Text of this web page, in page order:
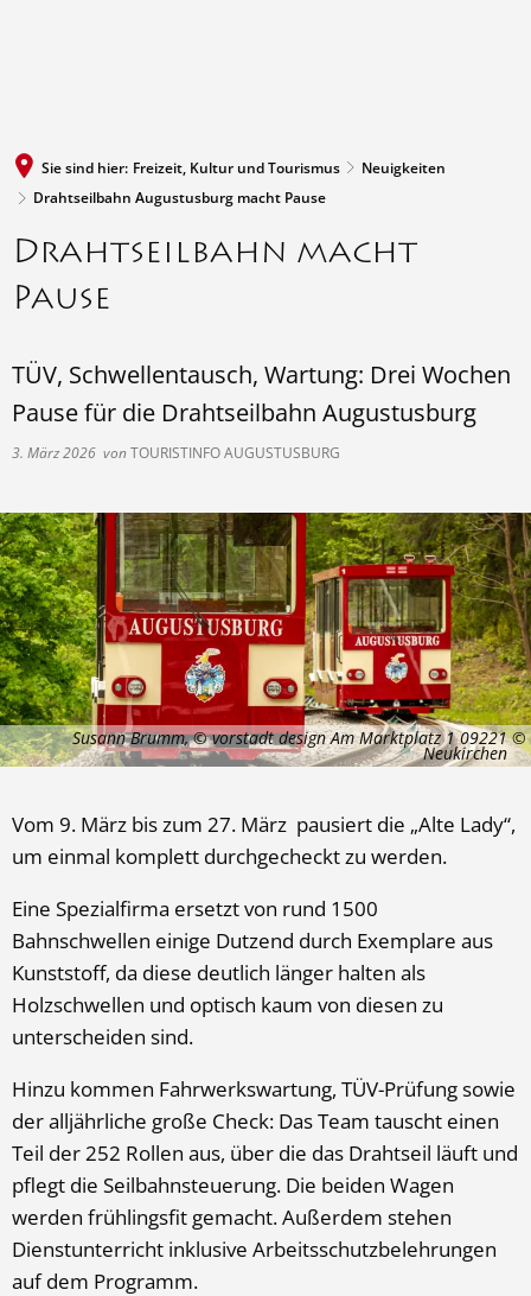
Sie sind hier: Freizeit, Kultur und Tourismus
Neuigkeiten
Drahtseilbahn Augustusburg macht Pause
Drahtseilbahn macht
Pause
TÜV, Schwellentausch, Wartung: Drei Wochen
Pause für die Drahtseilbahn Augustusburg
3. März 2026 vonTOURISTINFO AUGUSTUSBURG
Susann Brumm, © vorstadt design Am Marktplatz 1 09221
Neukirchen
Vom 9. März bis zum 27. März pausiert die „Alte Lady“,
um einmal komplett durchgecheckt zu werden.
Eine Spezialfirma ersetzt von rund 1500
Bahnschwellen einige Dutzend durch Exemplare aus
Kunststoff, da diese deutlich länger halten als
Holzschwellen und optisch kaum von diesen zu
unterscheiden sind.
Hinzu kommen Fahrwerkswartung, TÜV-Prüfung sowie
der alljährliche große Check: Das Team tauscht einen
Teil der 252 Rollen aus, über die das Drahtseil läuft und
pflegt die Seilbahnsteuerung. Die beiden Wagen
werden frühlingsfit gemacht. Außerdem stehen
Dienstunterricht inklusive Arbeitsschutzbelehrungen
auf dem Programm.